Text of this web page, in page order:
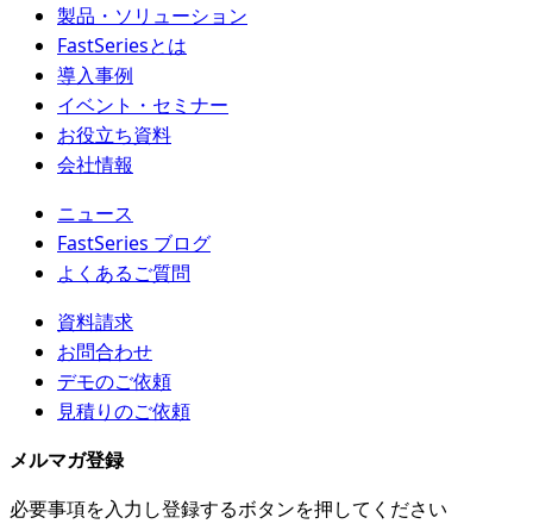
製品・ソリューション
FastSeriesとは
導入事例
イベント・セミナー
お役立ち資料
会社情報
ニュース
FastSeries ブログ
よくあるご質問
資料請求
お問合わせ
デモのご依頼
見積りのご依頼
メルマガ登録
必要事項を入力し登録するボタンを押してください